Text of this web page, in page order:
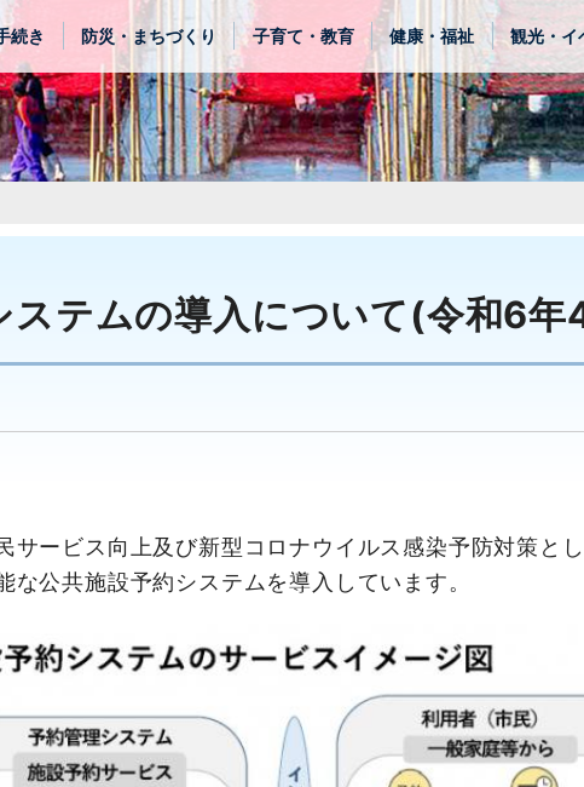
続き 防災・まちづくり 子育て・教育 健康・福祉 観光・イ
ステムの導入について(令和6年
ービス向上及び新型コロナウイルス感染予防対策と
公共施設予約システムを導入しています。